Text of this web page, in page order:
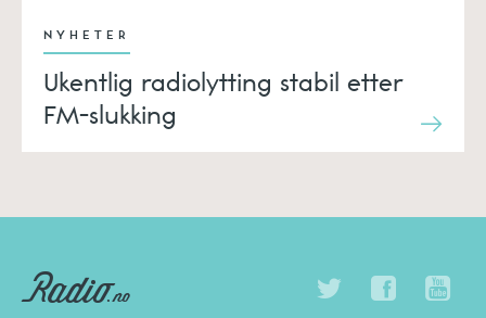
NYHETER
Ukentlig radiolytting stabil etter
FM-slukking